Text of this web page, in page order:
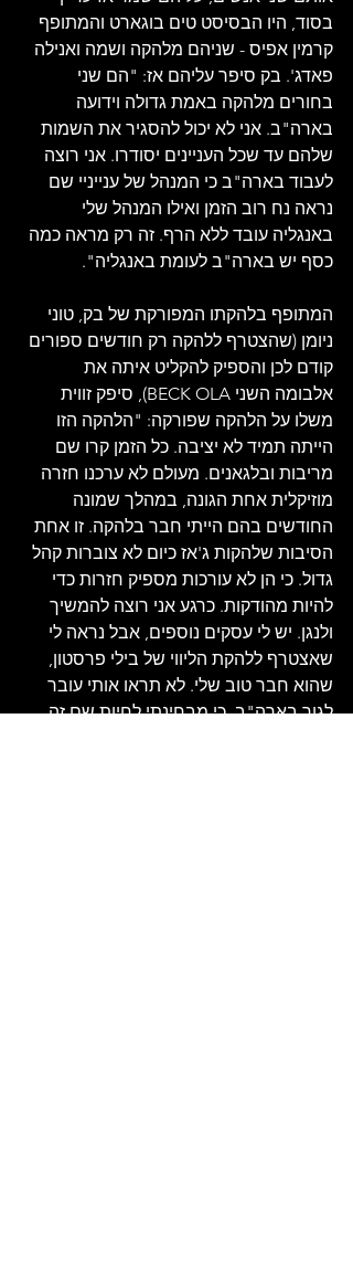
בסוד, היו הבסיסט טים בוגארט והמתופף
קרמין אפיס - שניהם מלהקה ושמה ואנילה
פאדג'. בק סיפר עליהם אז: "הם שני
בחורים מלהקה באמת גדולה וידועה
בארה"ב. אני לא יכול להסגיר את השמות
שלהם עד שכל העניינים יסודרו. אני רוצה
לעבוד בארה"ב כי המנהל של ענייניי שם
נראה נח רוב הזמן ואילו המנהל שלי
באנגליה עובד ללא הרף. זה רק מראה כמה
כסף יש בארה"ב לעומת באנגליה".
המתופף בלהקתו המפורקת של בק, טוני
ניומן (שהצטרף ללהקה רק חודשים ספורים
קודם לכן והספיק להקליט איתה את
אלבומה השני BECK OLA), סיפק זווית
משלו על הלהקה שפורקה: "הלהקה הזו
הייתה תמיד לא יציבה. כל הזמן קרו שם
מריבות ובלגאנים. מעולם לא ערכנו חזרה
מוזיקלית אחת הגונה, במהלך שמונה
החודשים בהם הייתי חבר בלהקה. זו אחת
הסיבות שלהקות ג'אז כיום לא צוברות קהל
גדול. כי הן לא עורכות מספיק חזרות כדי
להיות מהודקות. כרגע אני רוצה להמשיך
ולנגן. יש לי עסקים נוספים, אבל נראה לי
שאצטרף ללהקת הליווי של בילי פרסטון,
שהוא חבר טוב שלי. לא תראו אותי עובר
לגור בארה"ב, כי מבחינתי לחיות שם זה